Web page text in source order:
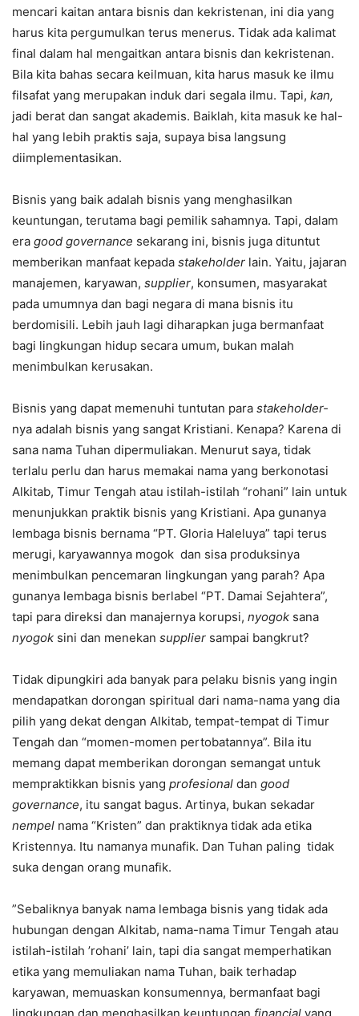
mencari kaitan antara bisnis dan kekristenan, ini dia yang
harus kita pergumulkan terus menerus. Tidak ada kalimat
final dalam hal mengaitkan antara bisnis dan kekristenan.
Bila kita bahas secara keilmuan, kita harus masuk ke ilmu
filsafat yang merupakan induk dari segala ilmu. Tapi, kan,
jadi berat dan sangat akademis. Baiklah, kita masuk ke hal-
hal yang lebih praktis saja, supaya bisa langsung
diimplementasikan.
Bisnis yang baik adalah bisnis yang menghasilkan
keuntungan, terutama bagi pemilik sahamnya. Tapi, dalam
era good governance sekarang ini, bisnis juga dituntut
memberikan manfaat kepada stakeholder lain. Yaitu, jajaran
manajemen, karyawan, supplier, konsumen, masyarakat
pada umumnya dan bagi negara di mana bisnis itu
berdomisili. Lebih jauh lagi diharapkan juga bermanfaat
bagi lingkungan hidup secara umum, bukan malah
menimbulkan kerusakan.
Bisnis yang dapat memenuhi tuntutan para stakeholder-
nya adalah bisnis yang sangat Kristiani. Kenapa? Karena di
sana nama Tuhan dipermuliakan. Menurut saya, tidak
terlalu perlu dan harus memakai nama yang berkonotasi
Alkitab, Timur Tengah atau istilah-istilah “rohani” lain untuk
menunjukkan praktik bisnis yang Kristiani. Apa gunanya
lembaga bisnis bernama “PT. Gloria Haleluya” tapi terus
merugi, karyawannya mogok dan sisa produksinya
menimbulkan pencemaran lingkungan yang parah? Apa
gunanya lembaga bisnis berlabel “PT. Damai Sejahtera”,
tapi para direksi dan manajernya korupsi, nyogok sana
nyogok sini dan menekan supplier sampai bangkrut?
Tidak dipungkiri ada banyak para pelaku bisnis yang ingin
mendapatkan dorongan spiritual dari nama-nama yang dia
pilih yang dekat dengan Alkitab, tempat-tempat di Timur
Tengah dan “momen-momen pertobatannya”. Bila itu
memang dapat memberikan dorongan semangat untuk
mempraktikkan bisnis yang profesional dan good
governance, itu sangat bagus. Artinya, bukan sekadar
nempel nama “Kristen” dan praktiknya tidak ada etika
Kristennya. Itu namanya munafik. Dan Tuhan paling tidak
suka dengan orang munafik.
”Sebaliknya banyak nama lembaga bisnis yang tidak ada
hubungan dengan Alkitab, nama-nama Timur Tengah atau
istilah-istilah ’rohani’ lain, tapi dia sangat memperhatikan
etika yang memuliakan nama Tuhan, baik terhadap
karyawan, memuaskan konsumennya, bermanfaat bagi